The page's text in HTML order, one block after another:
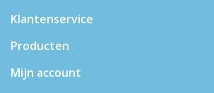
Klantenservice
Producten
Mijn account